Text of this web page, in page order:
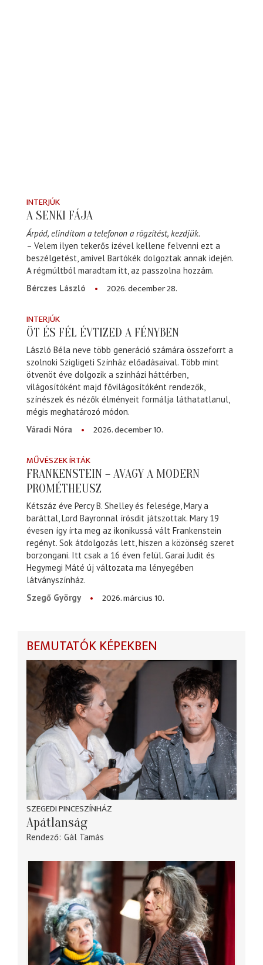
INTERJÚK
A SENKI FÁJA
Árpád, elindítom a telefonon a rögzítést, kezdjük.
– Velem ilyen tekerős izével kellene felvenni ezt a
beszélgetést, amivel Bartókék dolgoztak annak idején.
A régmúltból maradtam itt, az passzolna hozzám.
Bérczes László
2026. december 28.
INTERJÚK
ÖT ÉS FÉL ÉVTIZED A FÉNYBEN
László Béla neve több generáció számára összeforrt a
szolnoki Szigligeti Színház előadásaival. Több mint
ötvenöt éve dolgozik a színházi háttérben,
világosítóként majd fővilágosítóként rendezők,
színészek és nézők élményeit formálja láthatatlanul,
mégis meghatározó módon.
Váradi Nóra
2026. december 10.
MŰVÉSZEK ÍRTÁK
FRANKENSTEIN – AVAGY A MODERN
PROMÉTHEUSZ
Kétszáz éve Percy B. Shelley és felesége, Mary a
baráttal, Lord Bayronnal írósdit játszottak. Mary 19
évesen így írta meg az ikonikussá vált Frankenstein
regényt. Sok átdolgozás lett, hiszen a közönség szeret
borzongani. Itt csak a 16 éven felül. Garai Judit és
Hegymegi Máté új változata ma lényegében
látványszínház.
Szegő György
2026. március 10.
BEMUTATÓK KÉPEKBEN
SZEGEDI PINCESZÍNHÁZ
Apátlanság
Rendező Gál Tamás